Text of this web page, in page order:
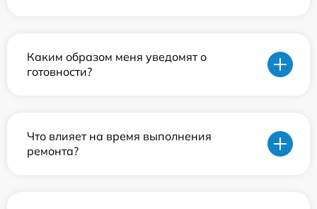
Каким образом меня уведомят о
готовности?
Что влияет на время выполнения
ремонта?